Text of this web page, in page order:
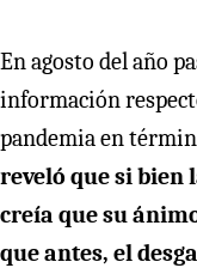
En agosto del año
información
pandemia en
reveló que si bien
creía que su
que antes, el